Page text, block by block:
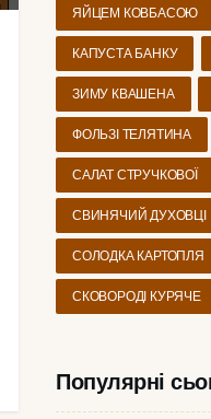
ЯЙЦЕМ КОВБАСОЮ
КАПУСТА БАНКУ
ЗИМУ КВАШЕНА
ФОЛЬЗІ ТЕЛЯТИНА
САЛАТ СТРУЧКОВОЇ
СВИНЯЧИЙ ДУХОВЦІ
СОЛОДКА КАРТОПЛЯ
СКОВОРОДІ КУРЯЧЕ
Популярні